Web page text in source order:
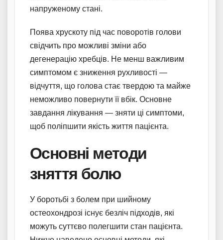
напруженому стані.
Поява хрускоту під час поворотів голови
свідчить про можливі зміни або
дегенерацію хребців. Не менш важливим
симптомом є зниження рухливості —
відчуття, що голова стає твердою та майже
неможливо повернути її вбік. Основне
завдання лікування — зняти ці симптоми,
щоб поліпшити якість життя пацієнта.
Основні методи
зняття болю
У боротьбі з болем при шийному
остеохондрозі існує безліч підходів, які
можуть суттєво полегшити стан пацієнта.